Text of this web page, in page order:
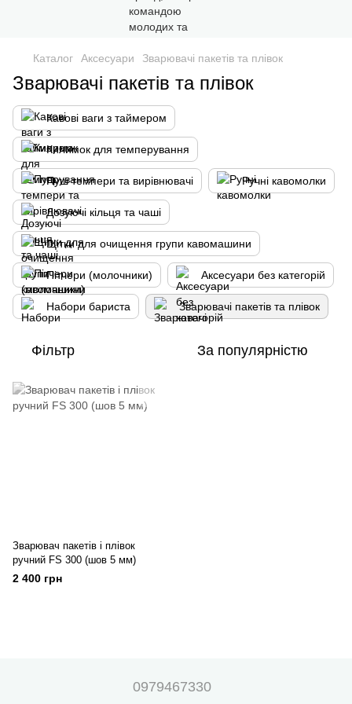
Каталог Аксесуари Зварювачі пакетів та плівок
Зварювачі пакетів та плівок
Кавові ваги з таймером
Килимок для темперування
Пуш темпери та вирівнювачі Ручні кавомолки
Дозуючі кільця та чаші
Щітки для очищення групи кавомашини
Пітчери (молочники) Аксесуари без категорій
Набори бариста Зварювачі пакетів та плівок
Фільтр За популярністю
Зварювач пакетів і плівок
ручний FS 300 (шов 5 мм)
2 400 грн
0979467330